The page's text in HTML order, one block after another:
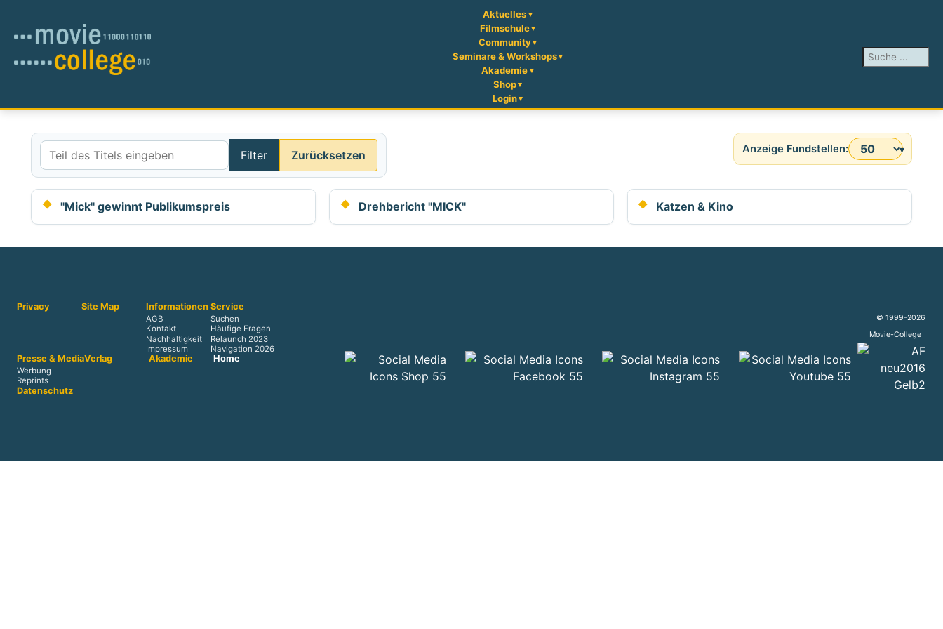
Aktuelles
Filmschule
Community
Seminare & Workshops
Akademie
Shop
Login
Suchen ...
Teil des Titels eingeben
Filter Zurücksetzen Anzeige #
"Mick" gewinnt Publikumspreis Drehbericht "MICK" Katzen & Kino
Privacy Site Map Informationen
AGB
Kontakt
Nachhaltigkeit
Impressum
Service
Suchen
Häufige Fragen
Relaunch 2023
Navigation 2026
Presse & Media
Werbung
Reprints
Verlag Akademie Home
Datenschutz
© 1999-2026
Movie-College